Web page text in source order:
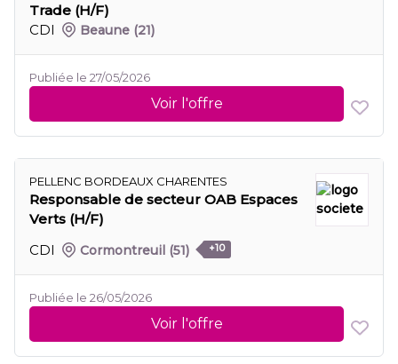
Trade (H/F)
CDI
Beaune (21)
Publiée le 27/05/2026
Voir l'offre
PELLENC BORDEAUX CHARENTES
Responsable de secteur OAB Espaces
Verts (H/F)
CDI
Cormontreuil (51) +10
Publiée le 26/05/2026
Voir l'offre